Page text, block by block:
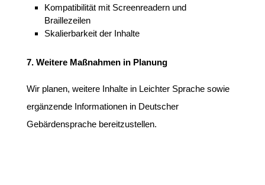
Kompatibilität mit Screenreadern und
Braillezeilen
Skalierbarkeit der Inhalte
7. Weitere Maßnahmen in Planung
Wir planen, weitere Inhalte in Leichter Sprache sowie
ergänzende Informationen in Deutscher
Gebärdensprache bereitzustellen.